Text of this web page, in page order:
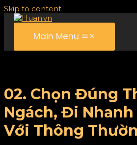
Skip to content
Main Menu
02. Chọn Đúng
Ngách, Đi Nhanh
Với Thông